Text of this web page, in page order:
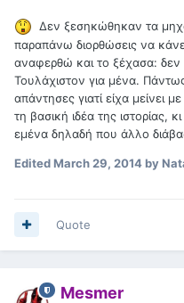
Δεν ξεσηκώθηκαν τα
παραπάνω διορθώσεις να
αναφερθώ και το ξέχασα: δεν
Τουλάχιστον για μένα.
απάντησες γιατί είχα μείνει
τη βασική ιδέα της ιστορίας,
εμένα δηλαδή που άλλο
EditedMarch 29, 2014by
Quote
Mesmer